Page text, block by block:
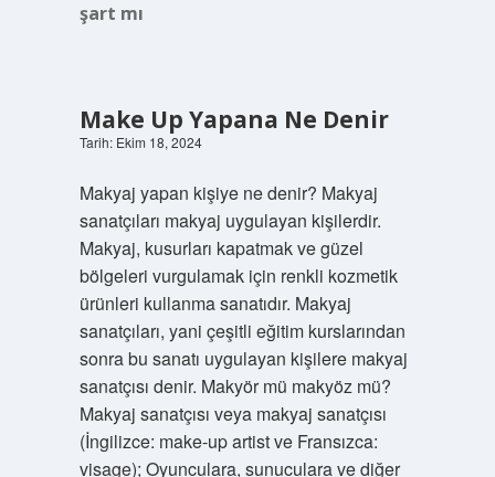
şart mı
Make Up Yapana Ne Denir
Tarih: Ekim 18, 2024
Makyaj yapan kişiye ne denir? Makyaj
sanatçıları makyaj uygulayan kişilerdir.
Makyaj, kusurları kapatmak ve güzel
bölgeleri vurgulamak için renkli kozmetik
ürünleri kullanma sanatıdır. Makyaj
sanatçıları, yani çeşitli eğitim kurslarından
sonra bu sanatı uygulayan kişilere makyaj
sanatçısı denir. Makyör mü makyöz mü?
Makyaj sanatçısı veya makyaj sanatçısı
(İngilizce: make-up artist ve Fransızca:
visage); Oyunculara, sunuculara ve diğer